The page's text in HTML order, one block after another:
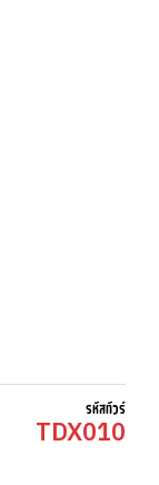
รหัสทัวร์
TDX010